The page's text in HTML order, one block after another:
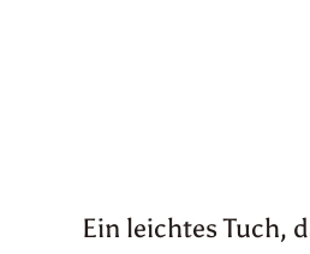
Ein leichtes Tuch,